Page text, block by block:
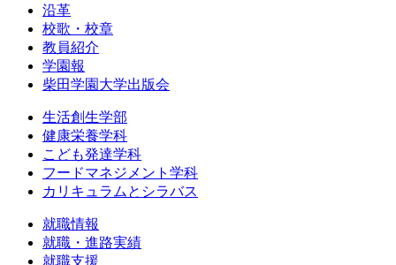
沿革
校歌・校章
教員紹介
学園報
柴田学園大学出版会
生活創生学部
健康栄養学科
こども発達学科
フードマネジメント学科
カリキュラムとシラバス
就職情報
就職・進路実績
就職支援